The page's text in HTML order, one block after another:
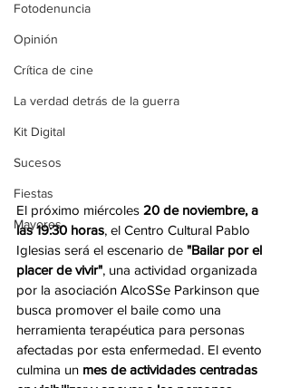
Fotodenuncia
Opinión
Crítica de cine
La verdad detrás de la guerra
Kit Digital
Sucesos
Fiestas
Mayores
El próximo miércoles 20 de noviembre, a
las 19:30 horas, el Centro Cultural Pablo
Iglesias será el escenario de "Bailar por el
placer de vivir", una actividad organizada
por la asociación AlcoSSe Parkinson que
busca promover el baile como una
herramienta terapéutica para personas
afectadas por esta enfermedad. El evento
culmina un mes de actividades centradas